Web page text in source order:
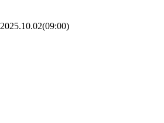
2025.10.02(09:00)